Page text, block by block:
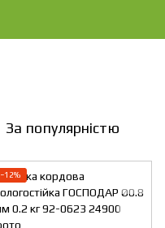
За популярністю
−12%